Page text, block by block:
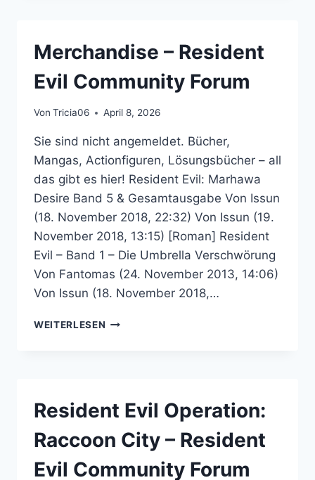
Merchandise – Resident
Evil Community Forum
Von Tricia06 April 8, 2026
Sie sind nicht angemeldet. Bücher,
Mangas, Actionfiguren, Lösungsbücher – all
das gibt es hier! Resident Evil: Marhawa
Desire Band 5 & Gesamtausgabe Von Issun
(18. November 2018, 22:32) Von Issun (19.
November 2018, 13:15) [Roman] Resident
Evil – Band 1 – Die Umbrella Verschwörung
Von Fantomas (24. November 2013, 14:06)
Von Issun (18. November 2018,…
WEITERLESEN MERCHANDISE
Resident Evil Operation:
Raccoon City – Resident
Evil Community Forum